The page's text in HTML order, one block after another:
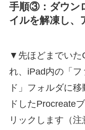
手順③：ダウン
イルを解凍し、
▼先ほどまでいた
れ、iPad内の「
ド」フォルダに
ドしたProcreate
リックします（